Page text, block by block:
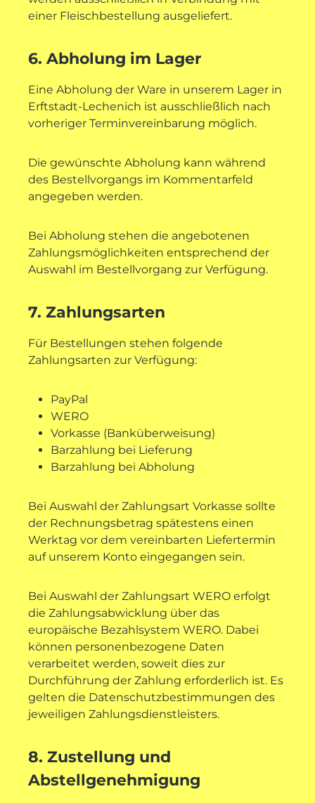
einer Fleischbestellung ausgeliefert.
6. Abholung im Lager
Eine Abholung der Ware in unserem Lager in
Erftstadt-Lechenich ist ausschließlich nach
vorheriger Terminvereinbarung möglich.
Die gewünschte Abholung kann während
des Bestellvorgangs im Kommentarfeld
angegeben werden.
Bei Abholung stehen die angebotenen
Zahlungsmöglichkeiten entsprechend der
Auswahl im Bestellvorgang zur Verfügung.
7. Zahlungsarten
Für Bestellungen stehen folgende
Zahlungsarten zur Verfügung:
PayPal
WERO
Vorkasse (Banküberweisung)
Barzahlung bei Lieferung
Barzahlung bei Abholung
Bei Auswahl der Zahlungsart Vorkasse sollte
der Rechnungsbetrag spätestens einen
Werktag vor dem vereinbarten Liefertermin
auf unserem Konto eingegangen sein.
Bei Auswahl der Zahlungsart WERO erfolgt
die Zahlungsabwicklung über das
europäische Bezahlsystem WERO. Dabei
können personenbezogene Daten
verarbeitet werden, soweit dies zur
Durchführung der Zahlung erforderlich ist. Es
gelten die Datenschutzbestimmungen des
jeweiligen Zahlungsdienstleisters.
8. Zustellung und
Abstellgenehmigung